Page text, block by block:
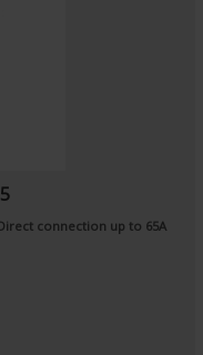
connection up to 65A